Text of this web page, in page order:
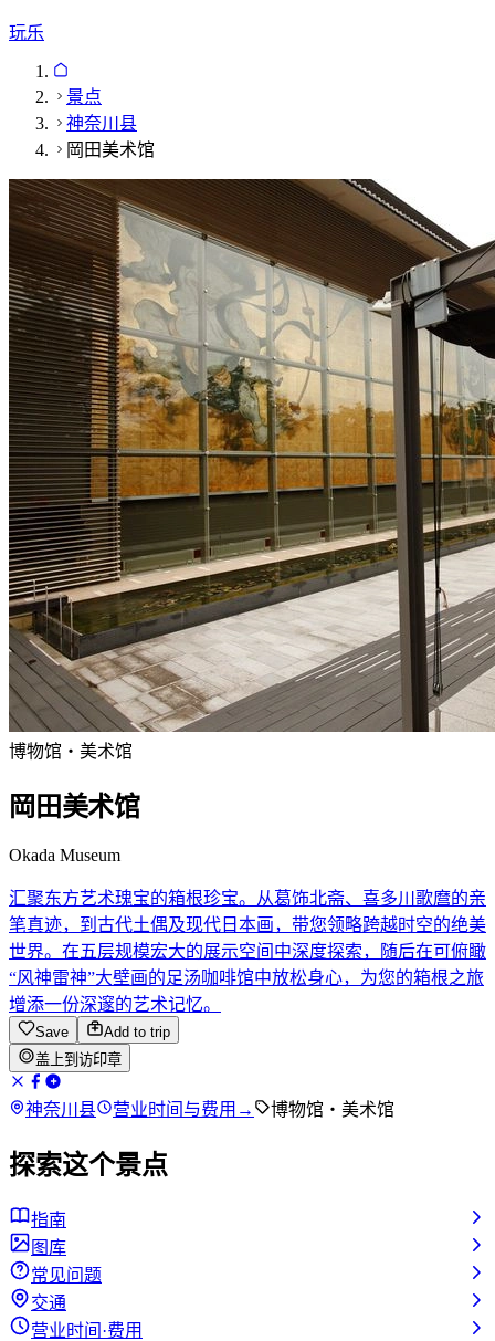
玩乐
景点
神奈川县
岡田美术馆
博物馆・美术馆
岡田美术馆
Okada Museum
汇聚东方艺术瑰宝的箱根珍宝。从葛饰北斋、喜多川歌麿的亲
笔真迹，到古代土偶及现代日本画，带您领略跨越时空的绝美
世界。在五层规模宏大的展示空间中深度探索，随后在可俯瞰
“风神雷神”大壁画的足汤咖啡馆中放松身心，为您的箱根之旅
增添一份深邃的艺术记忆。
Save
Add to trip
盖上到访印章
神奈川县 营业时间与费用 → 博物馆・美术馆
探索这个景点
指南
图库
常见问题
交通
营业时间·费用